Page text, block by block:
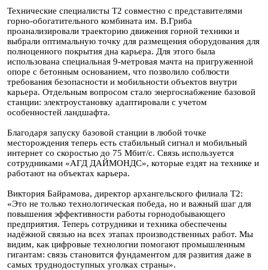
Технические специалисты T2 совместно с представителями
горно-обогатительного комбината им. В.Гриба
проанализировали траекторию движения горной техники и
выбрали оптимальную точку для размещения оборудования для
полноценного покрытия дна карьера. Для этого была
использована специальная 9-метровая мачта на пригруженной
опоре с бетонным основанием, что позволило соблюсти
требования безопасности и мобильности объектов внутри
карьера. Отдельным вопросом стало энергоснабжение базовой
станции: электроустановку адаптировали с учетом
особенностей ландшафта.
Благодаря запуску базовой станции в любой точке
месторождения теперь есть стабильный сигнал и мобильный
интернет со скоростью до 75 Мбит/с. Связь используется
сотрудниками «АГД ДАЙМОНДС», которые ездят на технике и
работают на объектах карьера.
Виктория Байрамова, директор архангельского филиала T2:
«Это не только технологическая победа, но и важный шаг для
повышения эффективности работы горнодобывающего
предприятия. Теперь сотрудники и техника обеспечены
надёжной связью на всех этапах производственных работ. Мы
видим, как цифровые технологии помогают промышленным
гигантам: связь становится фундаментом для развития даже в
самых труднодоступных уголках страны».